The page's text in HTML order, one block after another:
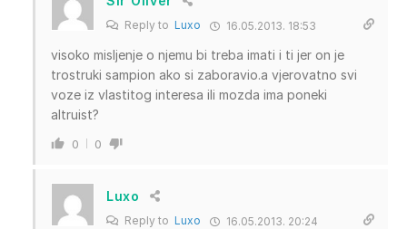
Reply to Luxo 16.05.2013. 18:53
visoko misljenje o njemu bi treba imati i ti jer on je
trostruki sampion ako si zaboravio.a vjerovatno svi
voze iz vlastitog interesa ili mozda ima poneki
altruist?
0 0
Luxo
Reply to Luxo 16.05.2013. 20:24